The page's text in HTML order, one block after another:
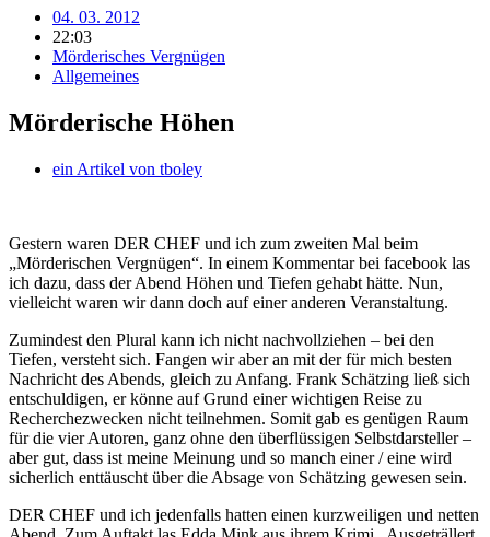
04. 03. 2012
22:03
Mörderisches Vergnügen
Allgemeines
Mörderische Höhen
ein Artikel von tboley
Gestern waren DER CHEF und ich zum zweiten Mal beim
„Mörderischen Vergnügen“. In einem Kommentar bei facebook las
ich dazu, dass der Abend Höhen und Tiefen gehabt hätte. Nun,
vielleicht waren wir dann doch auf einer anderen Veranstaltung.
Zumindest den Plural kann ich nicht nachvollziehen – bei den
Tiefen, versteht sich. Fangen wir aber an mit der für mich besten
Nachricht des Abends, gleich zu Anfang. Frank Schätzing ließ sich
entschuldigen, er könne auf Grund einer wichtigen Reise zu
Recherchezwecken nicht teilnehmen. Somit gab es genügen Raum
für die vier Autoren, ganz ohne den überflüssigen Selbstdarsteller –
aber gut, dass ist meine Meinung und so manch einer / eine wird
sicherlich enttäuscht über die Absage von Schätzing gewesen sein.
DER CHEF und ich jedenfalls hatten einen kurzweiligen und netten